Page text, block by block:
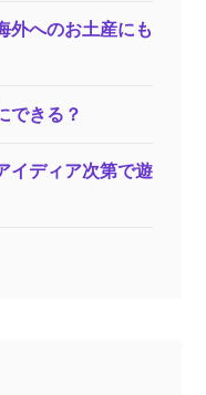
外へのお土産にも
できる？
イディア次第で遊